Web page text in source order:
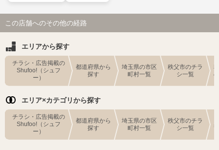
この店舗へのその他の経路
エリアから探す
チラシ・広告掲載の
Shufoo!（シュフ
ー）
都道府県から
探す
埼玉県の市区
町村一覧
秩父市のチラ
シ一覧
エリア×カテゴリから探す
チラシ・広告掲載の
Shufoo!（シュフ
ー）
都道府県から
探す
埼玉県の市区
町村一覧
秩父市のチラ
シ一覧